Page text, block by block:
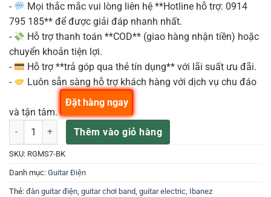
-
Mọi thắc mắc vui lòng liên hệ **Hotline hỗ trợ: 0914
795 185** để được giải đáp nhanh nhất.
-
Hỗ trợ thanh toán **COD** (giao hàng nhận tiền) hoặc
chuyển khoản tiện lợi.
-
Hỗ trợ **trả góp qua thẻ tín dụng** với lãi suất ưu đãi.
-
Luôn sẵn sàng hỗ trợ khách hàng với dịch vụ chu đáo
và tận tâm.
Đàn Guitar Điện 7 dây Ibanez RGMS7 BK màu Đen Black số lượng
Thêm vào giỏ hàng
Đặt hàng ngay
SKU: RGMS7-BK
Danh mục: Guitar Điện
Thẻ: đàn guitar điện, guitar chơi band, guitar electric, Ibanez